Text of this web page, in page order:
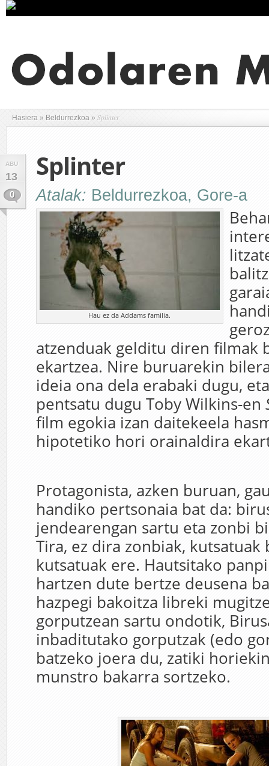
Hasiera » Beldurrezkoa » Splinter
ABU
13
0
Splinter
Atalak: Beldurrezkoa, Gore-a
Hau ez da Addams familia.
atzenduak gelditu diren filmak
ekartzea. Nire buruarekin
ideia ona dela erabaki dugu,
pentsatu dugu Toby Wilkins-en
film egokia izan daitekeela
hipotetiko hori orainaldira
Protagonista, azken buruan,
handiko pertsonaia bat da:
jendearengan sartu eta zonbi
Tira, ez dira zonbiak, kutsatuak
kutsatuak ere. Hautsitako
hartzen dute bertze deusena
hazpegi bakoitza libreki
gorputzean sartu ondotik,
inbaditutako gorputzak (edo
batzeko joera du, zatiki
munstro bakarra sortzeko.